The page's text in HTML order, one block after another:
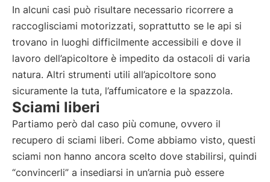
In alcuni casi può risultare necessario ricorrere a
raccoglisciami motorizzati, soprattutto se le api si
trovano in luoghi difficilmente accessibili e dove il
lavoro dell’apicoltore è impedito da ostacoli di varia
natura. Altri strumenti utili all’apicoltore sono
sicuramente la tuta, l’affumicatore e la spazzola.
Sciami liberi
Partiamo però dal caso più comune, ovvero il
recupero di sciami liberi. Come abbiamo visto, questi
sciami non hanno ancora scelto dove stabilirsi, quindi
“convincerli” a insediarsi in un’arnia può essere